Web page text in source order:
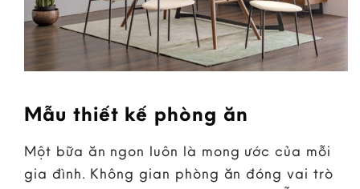
Mẫu thiết kế phòng ăn
Một bữa ăn ngon luôn là mong ước của mỗi
gia đình. Không gian phòng ăn đóng vai trò